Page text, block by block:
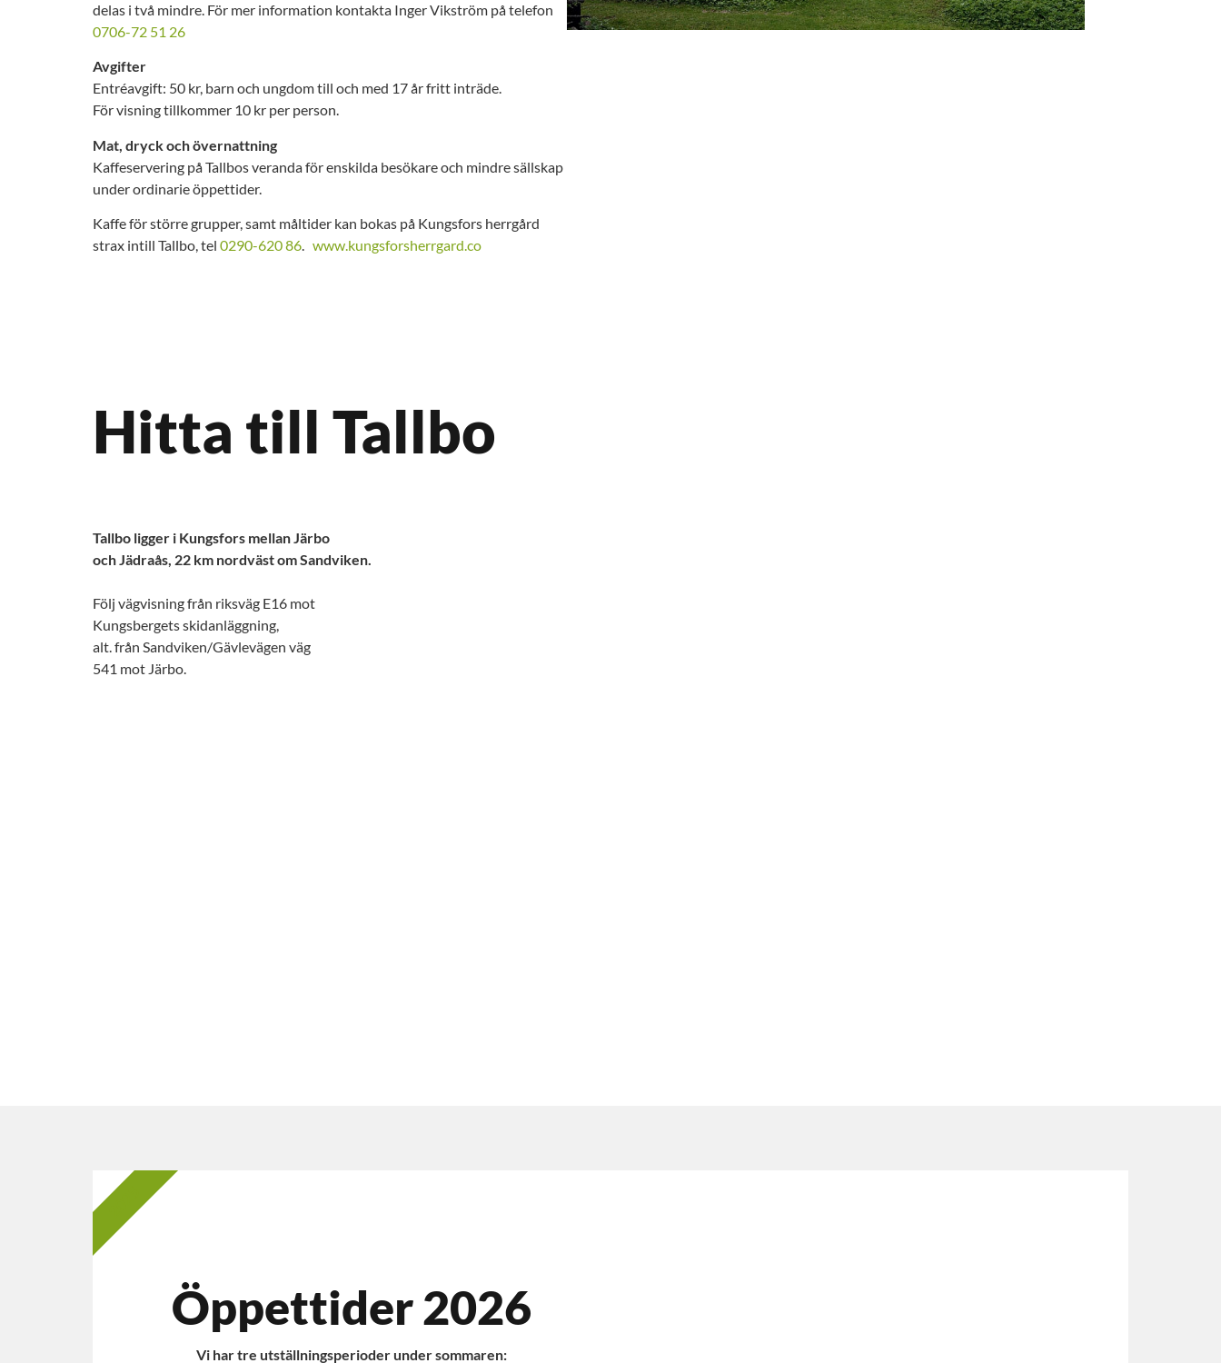
delas i två mindre. För mer information kontakta Inger Vikström på telefon
0706-72 51 26
Avgifter
Entréavgift: 50 kr, barn och ungdom till och med 17 år fritt inträde.
För visning tillkommer 10 kr per person.
Mat, dryck och övernattning
Kaffeservering på Tallbos veranda för enskilda besökare och mindre sällskap
under ordinarie öppettider.
Kaffe för större grupper, samt måltider kan bokas på Kungsfors herrgård
strax intill Tallbo, tel 0290-620 86. www.kungsforsherrgard.co
Hitta till Tallbo
Tallbo ligger i Kungsfors mellan Järbo
och Jädraås, 22 km nordväst om Sandviken.
Följ vägvisning från riksväg E16 mot
Kungsbergets skidanläggning,
alt. från Sandviken/Gävlevägen väg
541 mot Järbo.
Öppettider 2026
Vi har tre utställningsperioder under sommaren:
2025